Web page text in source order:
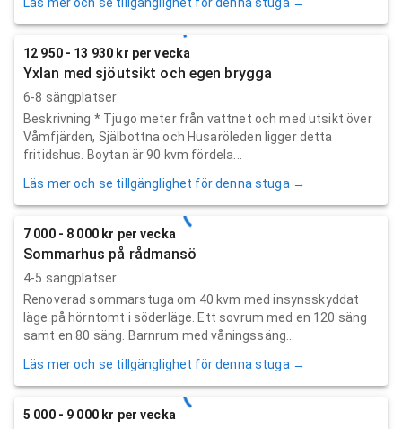
12 950 - 13 930 kr per vecka
Yxlan med sjöutsikt och egen brygga
6-8 sängplatser
Beskrivning * Tjugo meter från vattnet och med utsikt över
Våmfjärden, Själbottna och Husaröleden ligger detta
fritidshus. Boytan är 90 kvm fördela...
Läs mer och se tillgänglighet för denna stuga →
7 000 - 8 000 kr per vecka
Sommarhus på rådmansö
4-5 sängplatser
Renoverad sommarstuga om 40 kvm med insynsskyddat
läge på hörntomt i söderläge. Ett sovrum med en 120 säng
samt en 80 säng. Barnrum med våningssäng...
Läs mer och se tillgänglighet för denna stuga →
5 000 - 9 000 kr per vecka